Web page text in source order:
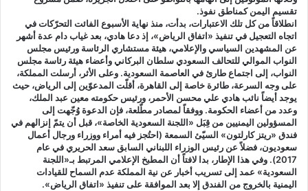
تقسيم اليمن كمناطق نفوذ.
انطلاقاً من كل تلك الاعتبارات، بدأت، منذ نهاية الأسبوع الفائت التحرّكات في
اتجاه التعجيل في تنفيذ «اتفاق الرياض»، إذ دعا هادي، بعد غياب دام عدة أشهر
عن المشهدين السياسي والإعلامي، هيئة مستشاري الرئاسة ورئيس مجلس
النواب الموالي للتحالف السعودي سلطان البركاني وأعضاء هيئة رئاسة مجلس
النواب، إلى اجتماع طارئ في العاصمة السعودية. وعلى الأثر، أرسلت المملكة،
على وجه السرعة، طائرة خاصة إلى القاهرة، أقلّت المدعوّين إلى الرياض، حيث
يوجد أيضاً نائب هادي علي محسن الأحمر، ورئيس حكومته معين عبد الملك،
وعدد من أعضاء الحكومة. ووفقاً لمصادر مطّلعة، فإن الدعوة وُجّهت إلى
المسؤولين اليمنيين من قِبَل «اللجنة السعودية الخاصة»، قبل أن يتمّ إنزالهم في
فندق «ريتز كارلتون» السيّئ السمعة (احتُجز فيه أمراء ووزراء ورجال أعمال
سعوديون، فضلاً عن رئيس الوزراء اللبناني السابق سعد الحريري في عام
2017). وفي هذا الإطار، بدا لافتاً أن المطبخ الإعلامي المرتبط بـ«اللجنة
السعودية» عمد إلى تسريب أخبار عن نية المملكة عدم السماح للقيادات
اليمنية بالخروج من الفندق إلا بعد الموافقة على تنفيذ «اتفاق الرياض».